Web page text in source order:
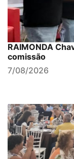
RAIMONDA
comissão
7/08/2026